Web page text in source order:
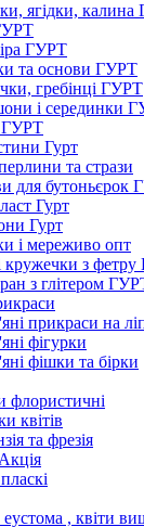
ягідки,
ГУРТ
та основи ГУРТ
гребінці ГУРТ
і серединки
ГУРТ
Гурт
та стрази
для бутоньєрок
Гурт
Гурт
і мереживо опт
кружечки з
з глітером
прикраси на
фігурки
фішки та бірки
флористичні
квітів
та фрезія
, квіти